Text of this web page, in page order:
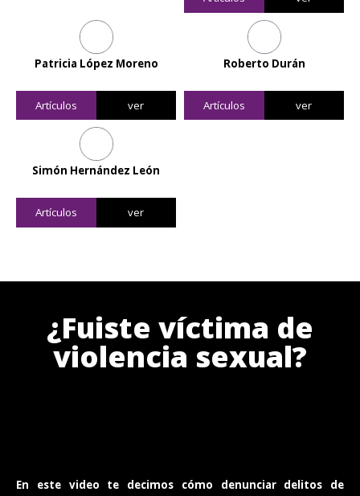
Patricia López Moreno
Artículos ver
Roberto Durán
Artículos ver
Simón Hernández León
Artículos ver
¿Fuiste víctima de
violencia sexual?
En este video te decimos cómo denunciar delitos de